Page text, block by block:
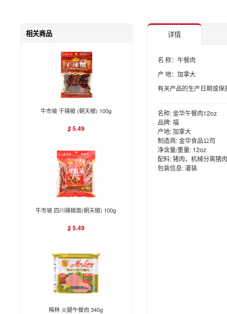
相关商品
牛市坡 干辣椒 (朝天椒) 100g
$5.49
牛市坡 四川辣椒面(朝天椒) 100g
$5.49
梅林 火腿午餐肉 340g
详情
名 称：午餐肉
产 地：加拿大
有关产品的生产日期或保
名称:金华午餐肉12oz
品牌:福
产地:加拿大
制造商:金华食品公司
净含量/重量: 12oz
配料:猪肉，机械分离猪
包装信息:灌装